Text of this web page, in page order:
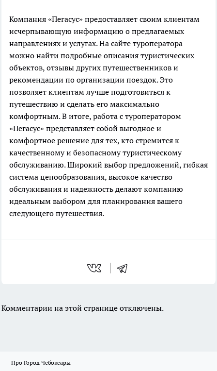
Компания «Пегасус» предоставляет своим клиентам
исчерпывающую информацию о предлагаемых
направлениях и услугах. На сайте туроператора
можно найти подробные описания туристических
объектов, отзывы других путешественников и
рекомендации по организации поездок. Это
позволяет клиентам лучше подготовиться к
путешествию и сделать его максимально
комфортным. В итоге, работа с туроператором
«Пегасус» представляет собой выгодное и
комфортное решение для тех, кто стремится к
качественному и безопасному туристическому
обслуживанию. Широкий выбор предложений, гибкая
система ценообразования, высокое качество
обслуживания и надежность делают компанию
идеальным выбором для планирования вашего
следующего путешествия.
Комментарии на этой странице отключены.
Про Город Чебоксары